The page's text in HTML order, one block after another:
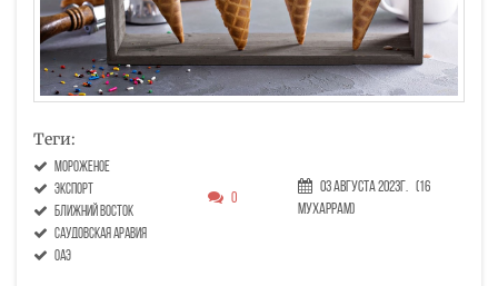
Теги:
мороженое
экспорт
Ближний Восток
саудовская аравия
ОАЭ
0
03 Августа 2023г. (16
Мухаррам)